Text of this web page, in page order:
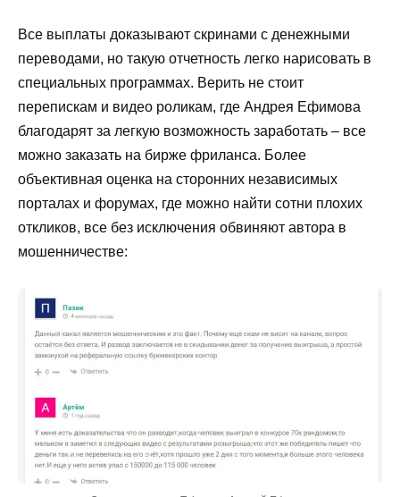
Все выплаты доказывают скринами с денежными
переводами, но такую отчетность легко нарисовать в
специальных программах. Верить не стоит
перепискам и видео роликам, где Андрея Ефимова
благодарят за легкую возможность заработать – все
можно заказать на бирже фриланса. Более
объективная оценка на сторонних независимых
порталах и форумах, где можно найти сотни плохих
откликов, все без исключения обвиняют автора в
мошенничестве: